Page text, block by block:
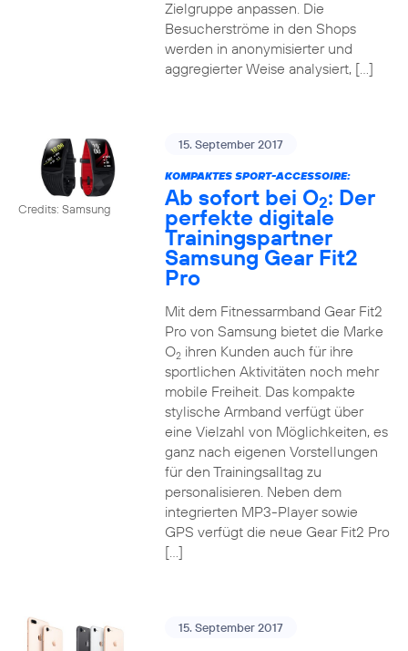
Zielgruppe anpassen. Die
Besucherströme in den Shops
werden in anonymisierter und
aggregierter Weise analysiert, […]
Credits: Samsung
15. September 2017
KOMPAKTES SPORT-ACCESSOIRE:
Ab sofort bei O2: Der
perfekte digitale
Trainingspartner
Samsung Gear Fit2
Pro
Mit dem Fitnessarmband Gear Fit2
Pro von Samsung bietet die Marke
O2ihren Kunden auch für ihre
sportlichen Aktivitäten noch mehr
mobile Freiheit. Das kompakte
stylische Armband verfügt über
eine Vielzahl von Möglichkeiten, es
ganz nach eigenen Vorstellungen
für den Trainingsalltag zu
personalisieren. Neben dem
integrierten MP3-Player sowie
GPS verfügt die neue Gear Fit2 Pro
[…]
15. September 2017